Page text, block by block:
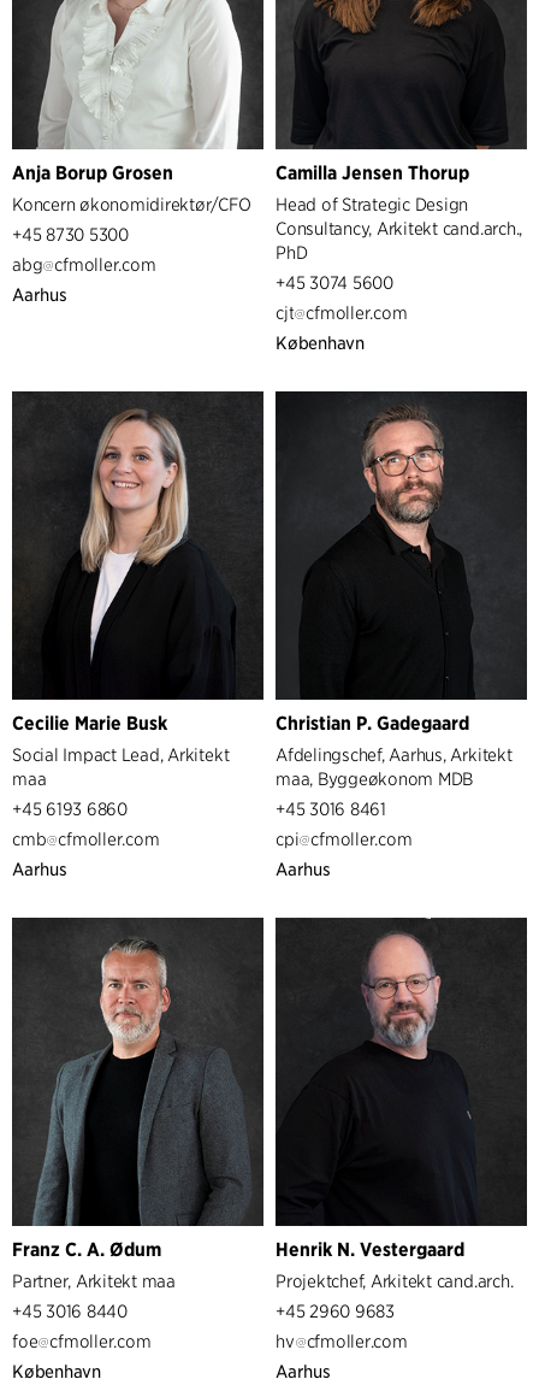
Healthcare Strategic Design Consultancy
Ledelse
Partnere
Associeret Partner
Managers
Business support
HR
IT
Kommunikation
Administration
Aarhus
København
Aalborg
London
Anja Borup Grosen
Koncern økonomidirektør/CFO
+45 8730 5300
abg
cfmoller.com
Aarhus
Camilla Jensen Thorup
Head of Strategic Design
Consultancy, Arkitekt cand.arch.,
PhD
+45 3074 5600
cjt
cfmoller.com
København
Cecilie Marie Busk
Social Impact Lead, Arkitekt
maa
+45 6193 6860
cmb
cfmoller.com
Aarhus
Christian P. Gadegaard
Afdelingschef, Aarhus, Arkitekt
maa, Byggeøkonom MDB
+45 3016 8461
cpi
cfmoller.com
Aarhus
Franz C. A. Ødum
Partner, Arkitekt maa
+45 3016 8440
foe
cfmoller.com
København
Henrik N. Vestergaard
Projektchef, Arkitekt cand.arch.
+45 2960 9683
hv
cfmoller.com
Aarhus